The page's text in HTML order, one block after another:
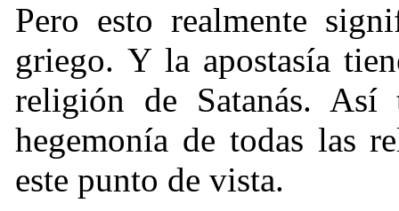
Pero esto realmente
griego. Y la apostasía
religión de Satanás.
hegemonía de todas las
este punto de vista.